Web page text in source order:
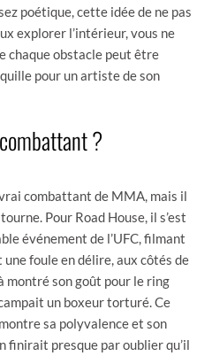
poétique, cette idée de ne pas
explorer l’intérieur, vous ne
chaque obstacle peut être
pour un artiste de son
?
combattant de MMA, mais il
Pour Road House, il s’est
événement de l’UFC, filmant
foule en délire, aux côtés de
montré son goût pour le ring
un boxeur torturé. Ce
sa polyvalence et son
finirait presque par oublier qu’il